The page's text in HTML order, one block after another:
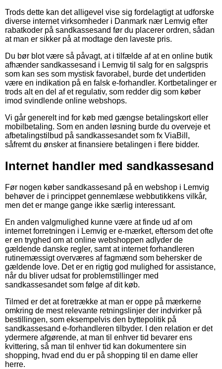
Trods dette kan det alligevel vise sig fordelagtigt at udforske
diverse internet virksomheder i Danmark nær Lemvig efter
rabatkoder på sandkassesand før du placerer ordren, sådan
at man er sikker på at modtage den laveste pris.
Du bør blot være så påvagt, at i tilfælde af at en online butik
afhænder sandkassesand i Lemvig til salg for en salgspris
som kan ses som mystisk favorabel, burde det undertiden
være en indikation på en falsk e-forhandler. Kortbetalinger er
trods alt en del af et regulativ, som redder dig som køber
imod svindlende online webshops.
Vi går generelt ind for køb med gængse betalingskort eller
mobilbetaling. Som en anden løsning burde du overveje et
afbetalingstilbud på sandkassesandet som fx ViaBill,
såfremt du ønsker at finansiere betalingen i flere bidder.
Internet handler med sandkassesand
Før nogen køber sandkassesand på en webshop i Lemvig
behøver de i princippet gennemlæse webbutikkens vilkår,
men det er mange gange ikke særlig interessant.
En anden valgmulighed kunne være at finde ud af om
internet forretningen i Lemvig er e-mærket, eftersom det ofte
er en tryghed om at online webshoppen adlyder de
gældende danske regler, samt at internet forhandleren
rutinemæssigt overværes af fagmænd som behersker de
gældende love. Det er en rigtig god mulighed for assistance,
når du bliver udsat for problemstillinger med
sandkassesandet som følge af dit køb.
Tilmed er det at foretrække at man er oppe på mærkerne
omkring de mest relevante retningslinjer der indvirker på
bestillingen, som eksempelvis den byttepolitik på
sandkassesand e-forhandleren tilbyder. I den relation er det
ydermere afgørende, at man til enhver tid bevarer ens
kvittering, så man til enhver tid kan dokumentere sin
shopping, hvad end du er på shopping til en dame eller
herre.